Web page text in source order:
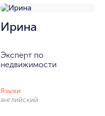
Ирина
Эксперт по
недвижимости
Языки
английский